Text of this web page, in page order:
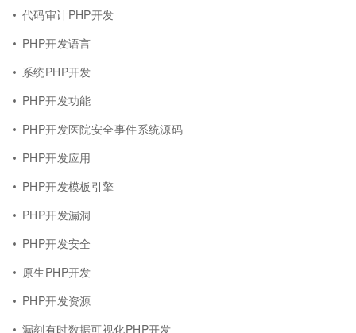
代码审计PHP开发
PHP开发语言
系统PHP开发
PHP开发功能
PHP开发医院安全事件系统源码
PHP开发应用
PHP开发模板引擎
PHP开发漏洞
PHP开发安全
原生PHP开发
PHP开发资源
漏刻有时数据可视化PHP开发